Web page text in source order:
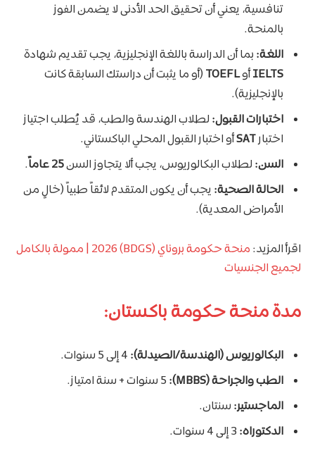
تنافسية، يعني أن تحقيق الحد الأدنى لا يضمن الفوز
بالمنحة.
اللغة: بما أن الدراسة باللغة الإنجليزية، يجب تقديم شهادة
IELTSأوTOEFL (أو ما يثبت أن دراستك السابقة كانت
بالإنجليزية).
اختبارات القبول: لطلاب الهندسة والطب، قد يُطلب اجتياز
اختبارSATأو اختبار القبول المحلي الباكستاني.
السن: لطلاب البكالوريوس، يجب ألا يتجاوز السن25 عاماً
.
الحالة الصحية: يجب أن يكون المتقدم لائقاً طبياً (خالٍ من
الأمراض المعدية).
اقرأ المزيد:
منحة حكومة بروناي (BDGS) 2026 | ممولة بالكامل
لجميع الجنسيات
مدة منحة حكومة باكستان:
البكالوريوس (الهندسة/الصيدلة):
الطب والجراحة (MBBS):
الماجستير: سنتان.
الدكتوراه: